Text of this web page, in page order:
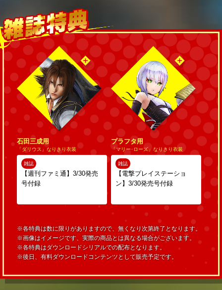
石田三成用
「ダリウス」なりきり衣装
雑誌
【週刊ファミ通】3/30発売
号付録
プラフタ用
「マリー･ローズ」なりきり衣装
雑誌
【電撃プレイステーショ
ン】3/30発売号付録
※各特典は数に限りがありますので、無くなり次第終了となります。
※画像はイメージです、実際の商品とは異なる場合がございます。
※各特典はダウンロードシリアルでの配布となります。
※後日、有料ダウンロードコンテンツとして販売予定です。